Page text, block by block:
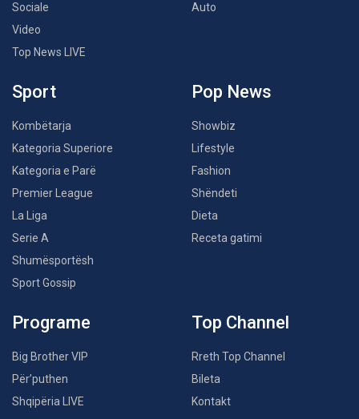
Sociale
Video
Top News LIVE
Auto
Sport
Kombëtarja
Kategoria Superiore
Kategoria e Parë
Premier League
La Liga
Serie A
Shumësportësh
Sport Gossip
Pop News
Showbiz
Lifestyle
Fashion
Shëndeti
Dieta
Receta gatimi
Programe
Big Brother VIP
Për’puthen
Shqipëria LIVE
Top Channel
Rreth Top Channel
Bileta
Kontakt